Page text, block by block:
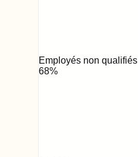
Employés non qualifiés
68%